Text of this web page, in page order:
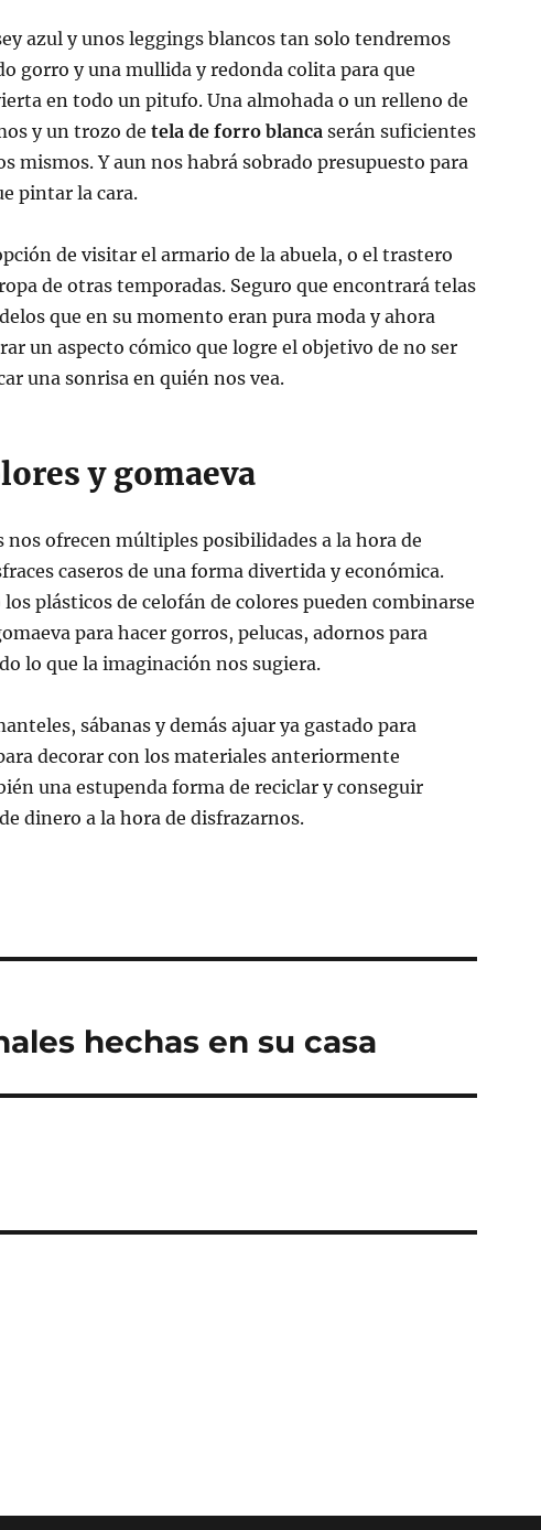
azul y unos leggings blancos tan solo tendremos
gorro y una mullida y redonda colita para que
en todo un pitufo. Una almohada o un relleno de
y un trozo de tela de forro blanca serán suficientes
mismos. Y aun nos habrá sobrado presupuesto para
pintar la cara.
de visitar el armario de la abuela, o el trastero
de otras temporadas. Seguro que encontrará telas
que en su momento eran pura moda y ahora
un aspecto cómico que logre el objetivo de no ser
una sonrisa en quién nos vea.
y gomaeva
nos ofrecen múltiples posibilidades a la hora de
caseros de una forma divertida y económica.
plásticos de celofán de colores pueden combinarse
para hacer gorros, pelucas, adornos para
lo que la imaginación nos sugiera.
sábanas y demás ajuar ya gastado para
decorar con los materiales anteriormente
una estupenda forma de reciclar y conseguir
dinero a la hora de disfrazarnos.
hechas en su casa